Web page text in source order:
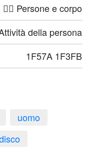
🤦‍♀️ Persone e corpo
della persona
1F57A 1F3FB
uomo